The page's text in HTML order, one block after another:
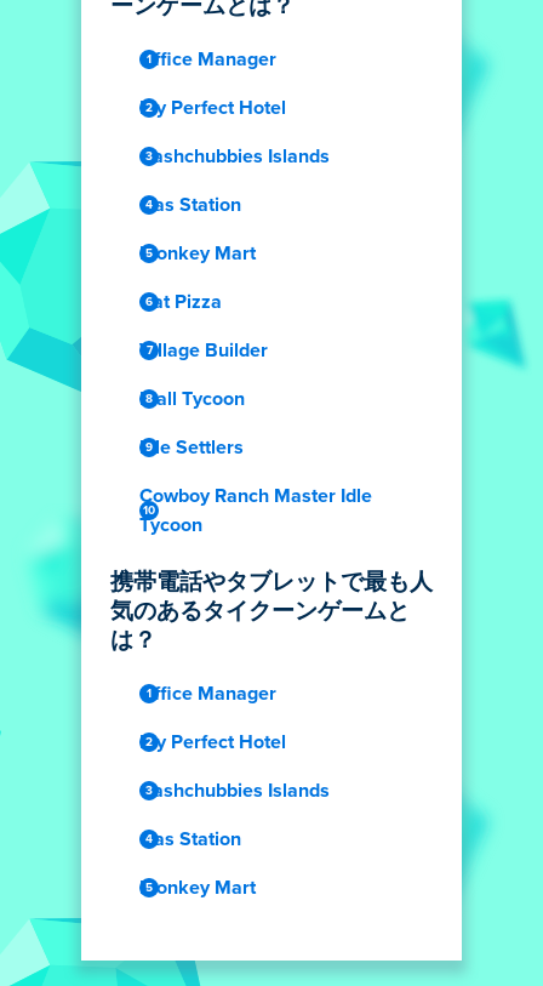
ーンゲームとは？
Office Manager
My Perfect Hotel
Cashchubbies Islands
Gas Station
Monkey Mart
Cat Pizza
Village Builder
Mall Tycoon
Idle Settlers
Cowboy Ranch Master Idle
Tycoon
携帯電話やタブレットで最も人
気のあるタイクーンゲームと
は？
Office Manager
My Perfect Hotel
Cashchubbies Islands
Gas Station
Monkey Mart